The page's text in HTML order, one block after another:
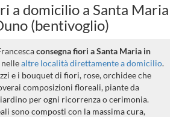
a domicilio a Santa Maria
(bentivoglio)
consegna fiori a Santa Maria in
nellealtre località direttamente a domicilio.
e i bouquet di fiori, rose, orchidee che
composizioni floreali, piante da
per ogni ricorrenza o cerimonia.
sono composti con la massima cura,